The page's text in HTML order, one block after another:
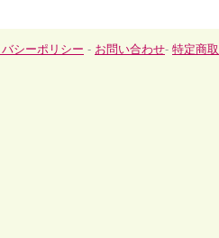
シーポリシー - お問い合わせ- 特定商